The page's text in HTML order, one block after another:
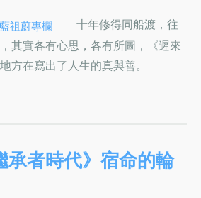
藍祖蔚專欄
十年修得同船渡，往
其實各有心思，各有所圖，《遲來
方在寫出了人生的真與善。
承者時代》宿命的輪